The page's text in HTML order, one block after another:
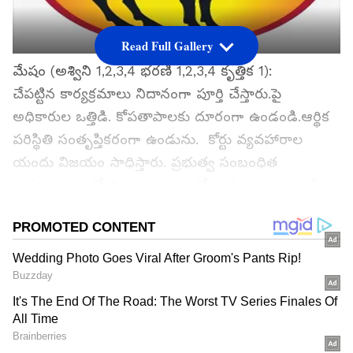
మేషం (అశ్విని 1,2,3,4 భరణి 1,2,3,4 కృత్తిక 1):
చేపట్టిన కార్యక్రమాలు నిదానంగా పూర్తి చేస్తారు.పై
అధికారుల ఒత్తిడి. కోపతాపాలకు దూరంగా ఉండండి.ఆర్థిక
పరిస్థితి సంతృప్తికరంగా ఉండును. కోర్టు వ్యవహారాల
యందు విజయం సాధిస్తారు. ప్రభుత్వ సంబంధిత
వద్దు.
గూగుల్‌లో ఆసక్తికరమైన సమాచారం కోసం ఏసియానెట్ తెలుగు
Read Full Gallery